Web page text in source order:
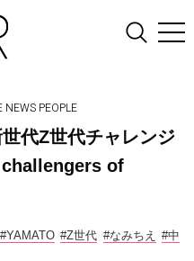
NEWS PEOPLE
代Z世代チャレンジ
challengers of
#YAMATO #Z世代 #なみちえ
#中